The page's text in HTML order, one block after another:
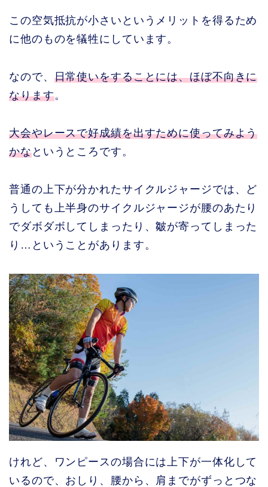
この空気抵抗が小さいというメリットを得るため
に他のものを犠牲にしています。
なので、 日常使いをすることには、ほぼ不向きに
なります。
大会やレースで好成績を出すために使ってみよう
かなというところです。
普通の上下が分かれたサイクルジャージでは、ど
うしても上半身のサイクルジャージが腰のあたり
でダボダボしてしまったり、皺が寄ってしまった
り…ということがあります。
けれど、ワンピースの場合には上下が一体化して
いるので、おしり、腰から、肩までがずっとつな